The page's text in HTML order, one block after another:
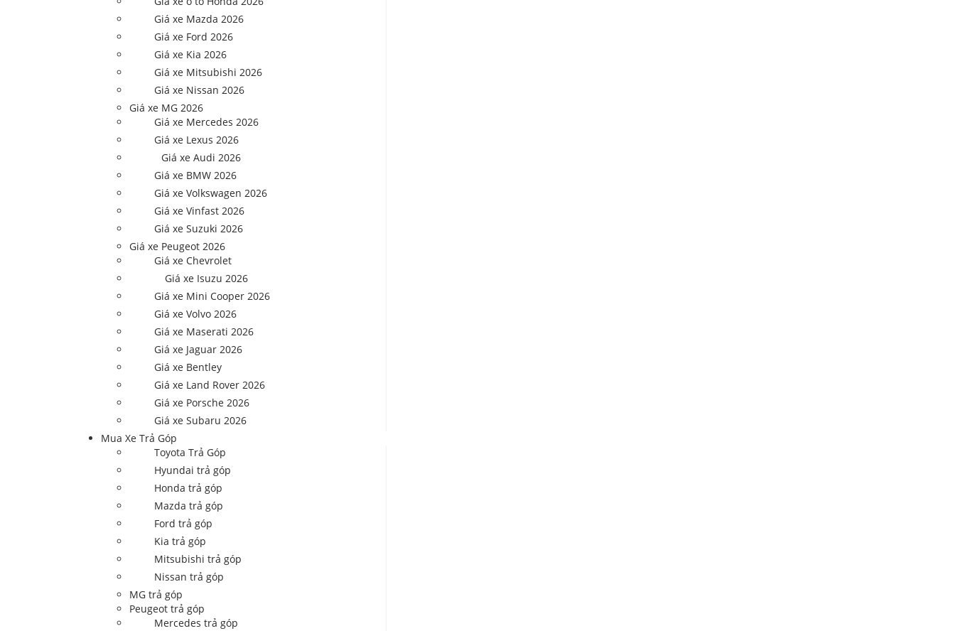
Giá xe Mazda 2026
Giá xe Ford 2026
Giá xe Kia 2026
Giá xe Mitsubishi 2026
Giá xe Nissan 2026
Giá xe MG 2026
Giá xe Mercedes 2026
Giá xe Lexus 2026
Giá xe Audi 2026
Giá xe BMW 2026
Giá xe Volkswagen 2026
Giá xe Vinfast 2026
Giá xe Suzuki 2026
Giá xe Peugeot 2026
Giá xe Chevrolet
Giá xe Isuzu 2026
Giá xe Mini Cooper 2026
Giá xe Volvo 2026
Giá xe Maserati 2026
Giá xe Jaguar 2026
Giá xe Bentley
Giá xe Land Rover 2026
Giá xe Porsche 2026
Giá xe Subaru 2026
Mua Xe Trả Góp
Toyota Trả Góp
Hyundai trả góp
Honda trả góp
Mazda trả góp
Ford trả góp
Kia trả góp
Mitsubishi trả góp
Nissan trả góp
MG trả góp
Peugeot trả góp
Mercedes trả góp